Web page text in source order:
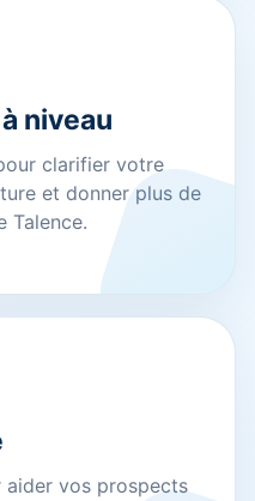
niveau
clarifier votre
et donner plus de
Talence.
aider vos prospects